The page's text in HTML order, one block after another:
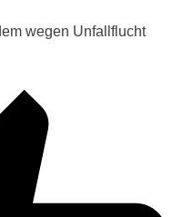
wegen Unfallflucht